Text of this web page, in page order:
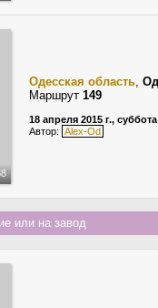
Одесская область,
Маршрут 149
18 апреля 2015 г., суббота
Автор: Alex-Od
или на завод